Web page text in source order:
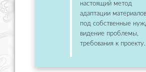
настоящий метод
адаптации материалов
под собственные
видение проблемы,
требования к проекту.